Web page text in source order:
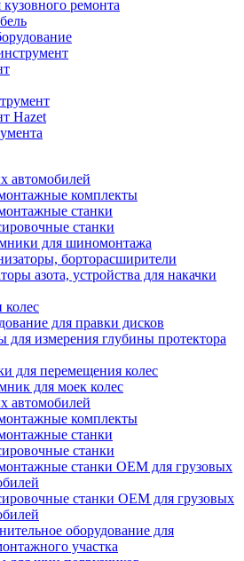
ремонта
Hazet
автомобилей
комплекты
станки
станки
для шиномонтажа
борторасширители
азота, устройства для накачки
для правки дисков
для измерения глубины протектора
для перемещения колес
для моек колеc
автомобилей
комплекты
станки
станки
станки ОЕМ для грузовых
станки ОЕМ для грузовых
оборудование для
участка